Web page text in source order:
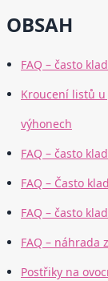
OBSAH
FAQ – často
Kroucení listů
výhonech
FAQ – často
FAQ – Často
FAQ – často
FAQ – náhrada
Postřiky na